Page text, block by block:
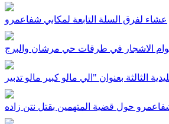
عشاء لفرق السلة التابعة لمكابي شفاعمرو
الاشجار في طرقات حي مرشان والبرج
حول قضية المتهمين بقتل نتن زاده